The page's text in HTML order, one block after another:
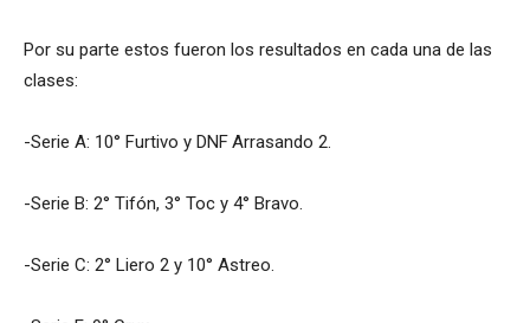
Por su parte estos fueron los resultados en cada una de las
clases:
-Serie A: 10° Furtivo y DNF Arrasando 2.
-Serie B: 2° Tifón, 3° Toc y 4° Bravo.
-Serie C: 2° Liero 2 y 10° Astreo.